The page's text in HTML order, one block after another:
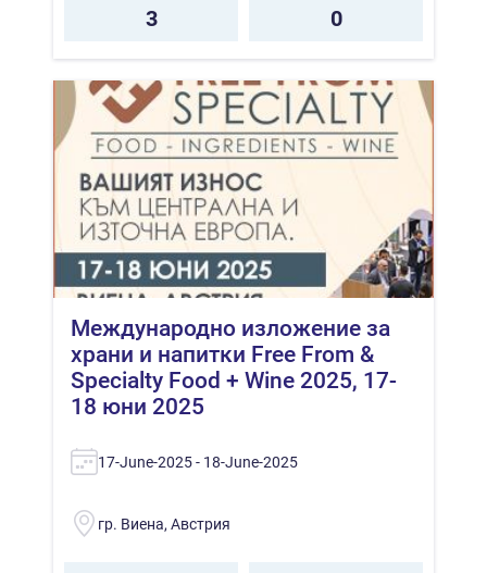
3 0
Международно изложение за
храни и напитки Free From &
Specialty Food + Wine 2025, 17-
18 юни 2025
17-June-2025 - 18-June-2025
гр. Виена, Австрия